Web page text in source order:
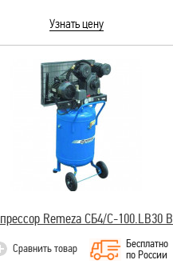
Узнать цену
Remeza СБ4/С-100.LВ30 В
Сравнить товар
Бесплатно
по России